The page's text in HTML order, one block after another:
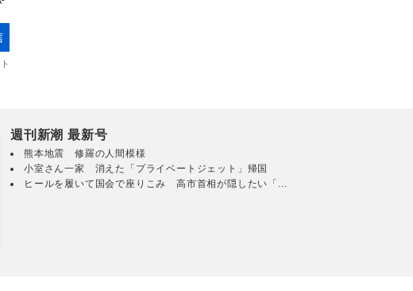
週刊新潮 最新号
熊本地震 修羅の人間模様
小室さん一家 消えた「プライベートジェット」帰国
ヒールを履いて国会で座りこみ 高市首相が隠したい「...